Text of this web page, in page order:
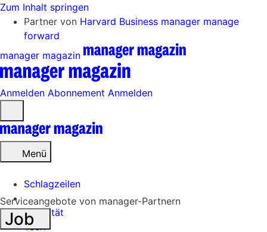
Zum Inhalt springen
Partner von Harvard Business manager manage
forward
manager magazin
Anmelden Abonnement Anmelden
öffnen
Menü
Schlagzeilen
Mobilität
Tech
Serviceangebote von manager-Partnern
Job